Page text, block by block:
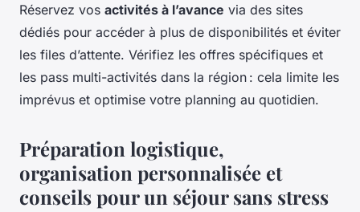
Réservez vos activités à l’avance via des sites
dédiés pour accéder à plus de disponibilités et éviter
les files d’attente. Vérifiez les offres spécifiques et
les pass multi-activités dans la région : cela limite les
imprévus et optimise votre planning au quotidien.
Préparation logistique,
organisation personnalisée et
conseils pour un séjour sans stress